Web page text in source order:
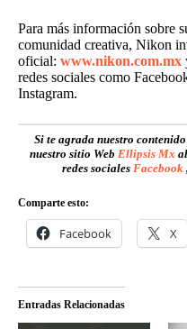
Para más información sobre
comunidad creativa, Nikon
oficial: www.nikon.com.mx
redes sociales como
Instagram.
Si te agrada nuestro
nuestro sitio Web Ellipsis Mx
redes socialesFacebook
Comparte esto:
Facebook X
Entradas Relacionadas